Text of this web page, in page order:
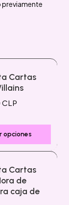
Cartas
CLP
opciones
Cartas
de
caja de